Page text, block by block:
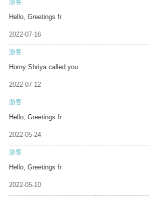
游客
Hello, Greetings fr
2022-07-16
游客
Horny Shriya called you
2022-07-12
游客
Hello, Greetings fr
2022-05-24
游客
Hello, Greetings fr
2022-05-10